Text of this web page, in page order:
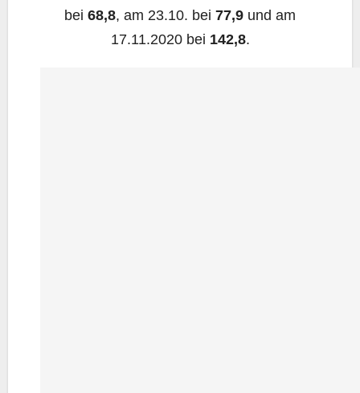
bei 68,8, am 23.10. bei 77,9 und am
17.11.2020 bei 142,8.